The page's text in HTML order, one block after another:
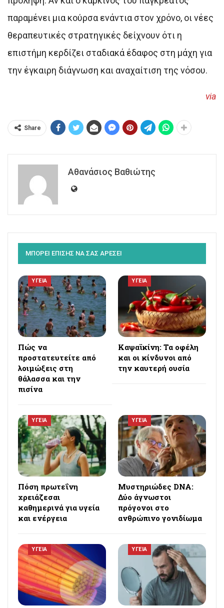
παραμένει μια κούρσα ενάντια στον χρόνο, οι νέες
θεραπευτικές στρατηγικές δείχνουν ότι η
επιστήμη κερδίζει σταδιακά έδαφος στη μάχη για
την έγκαιρη διάγνωση και αναχαίτιση της νόσου.
via
Share
Αθανάσιος Βαθιώτης
ΜΠΟΡΕΙ ΕΠΙΣΗΣ ΝΑ ΣΑΣ ΑΡΕΣΕΙ
ΥΓΕΙΑ
Πώς να
προστατευτείτε από
λοιμώξεις στη
θάλασσα και την
πισίνα
ΥΓΕΙΑ
Καψαϊκίνη: Τα οφέλη
και οι κίνδυνοι από
την καυτερή ουσία
ΥΓΕΙΑ
Πόση πρωτεΐνη
χρειάζεσαι
καθημερινά για υγεία
και ενέργεια
ΥΓΕΙΑ
Μυστηριώδες DNA:
Δύο άγνωστοι
πρόγονοι στο
ανθρώπινο γονιδίωμα
ΥΓΕΙΑ ΥΓΕΙΑ